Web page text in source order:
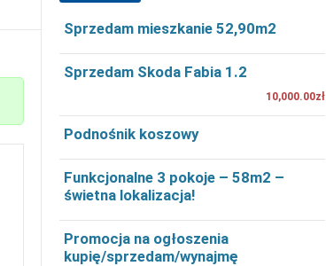
Sprzedam mieszkanie 52,90m2
Sprzedam Skoda Fabia 1.2
10,000.00zł
Podnośnik koszowy
Funkcjonalne 3 pokoje – 58m2 –
świetna lokalizacja!
Promocja na ogłoszenia
kupię/sprzedam/wynajmę